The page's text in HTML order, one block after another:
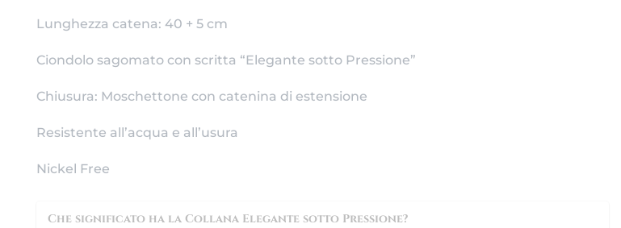
Lunghezza catena: 40 + 5 cm
Ciondolo sagomato con scritta “Elegante sotto Pressione”
Chiusura: Moschettone con catenina di estensione
Resistente all’acqua e all’usura
Nickel Free
Che significato ha la Collana Elegante sotto Pressione?